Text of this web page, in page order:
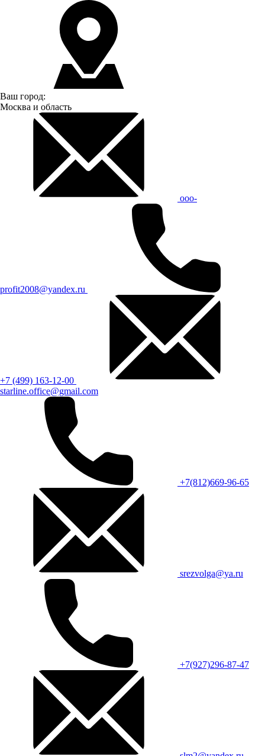
Ваш город:
Москва и область
ooo-
profit2008@yandex.ru
+7 (499) 163-12-00
starline.office@gmail.com
+7(812)669-96-65
srezvolga@ya.ru
+7(927)296-87-47